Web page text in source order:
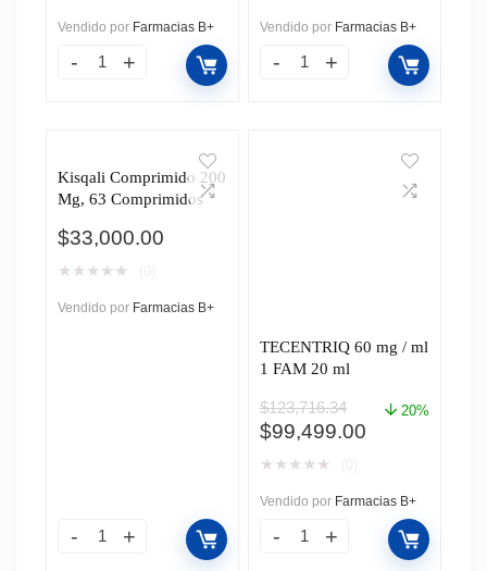
era:
$13,908.96.
es:
$11,949.00.
Vendido por Farmacias B+
era:
$89,100.00.
es:
$84,449.00.
Vendido por Farmacias B+
Kisqali Comprimido 200
Mg, 63 Comprimidos
$33,000.00
★ ★ ★ ★ ★
Vendido por Farmacias B+
TECENTRIQ 60 mg / ml
1 FAM 20 ml
$123,716.34
El
precio
era:
$123,716.34.
$99,499.00El
es:
$99,499.00.
20%
★ ★ ★ ★ ★
Vendido por Farmacias B+